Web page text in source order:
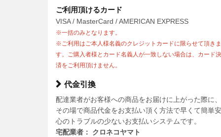
ご利用頂けるカード
VISA / MasterCard / AMERICAN EXPRESS
※一括のみとなります。
※ご利用はご本人様名義のクレジットカードに限らせて頂きま
す。ご購入者様とカード名義人が一致しない場合は、カード決
済をご利用頂けません。
代金引換
配達業者がお客様への商品をお届けに上がった際に、
その場で商品代金をお支払い頂く方法で早くて簡単安
心のトラブルの少ないお支払いシステムです。
宅配業者： クロネコヤマト